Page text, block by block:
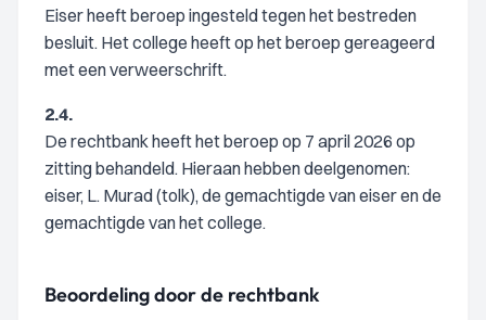
Eiser heeft beroep ingesteld tegen het bestreden
besluit. Het college heeft op het beroep gereageerd
met een verweerschrift.
2.4.
De rechtbank heeft het beroep op 7 april 2026 op
zitting behandeld. Hieraan hebben deelgenomen:
eiser, L. Murad (tolk), de gemachtigde van eiser en de
gemachtigde van het college.
Beoordeling door de rechtbank